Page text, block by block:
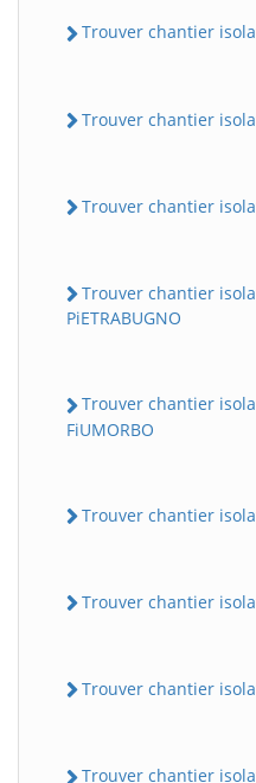
Trouver chantier
Trouver chantier
Trouver chantier
Trouver chantier
PiETRABUGNO
Trouver chantier
FiUMORBO
Trouver chantier
Trouver chantier
Trouver chantier
Trouver chantier